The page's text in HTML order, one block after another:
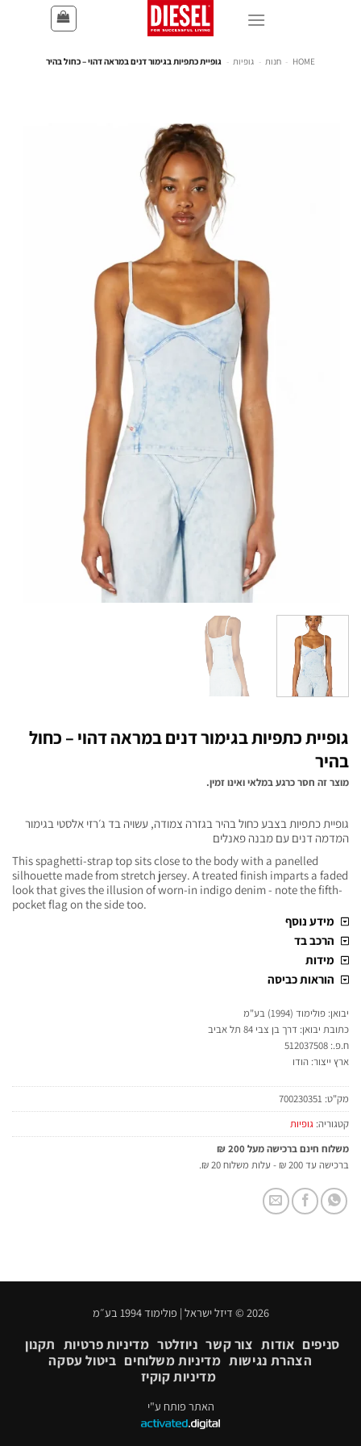
HOME
- חנות - גופיות - גופיית כתפיות בגימור דנים במראה דהוי – כחול בהיר
גופיית כתפיות בגימור דנים במראה דהוי – כחול
בהיר
מוצר זה חסר כרגע במלאי ואינו זמין.
גופיית כתפיות בצבע כחול בהיר בגזרה צמודה, עשויה בד ג׳רזי אלסטי בגימור
המדמה דנים עם מבנה פאנלים
This spaghetti-strap top sits close to the body with a panelled
silhouette made from stretch jersey. A treated finish imparts a faded
look that gives the illusion of worn-in indigo denim - note the fifth-
pocket flag on the side too.
מידע נוסף
הרכב בד
מידות
הוראות כביסה
יבואן: פולימוד (1994) בע"מ
כתובת יבואן: דרך בן צבי 84 תל אביב
ח.פ.: 512037508
ארץ ייצור: הודו
מק"ט: 700230351
קטגוריה: גופיות
משלוח חינם ברכישה מעל 200 ₪
ברכישה עד 200 ₪ - עלות משלוח 20 ₪.
2026 © דיזל ישראל | פולימוד 1994 בע״מ
סניפים אודות צור קשר ניוזלטר מדיניות פרטיות תקנון
הצהרת נגישות מדיניות משלוחים ביטול עסקה
מדיניות קוקיז
האתר פותח ע"י